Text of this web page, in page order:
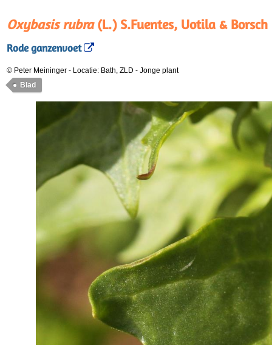
Oxybasis rubra(L.) S.Fuentes, Uotila & Borsch
Rode ganzenvoet
© Peter Meininger - Locatie: Bath, ZLD - Jonge plant
Blad